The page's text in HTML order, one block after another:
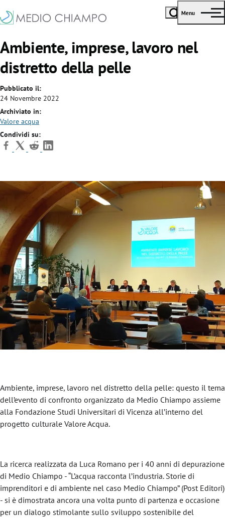
Menu
Ambiente, imprese, lavoro nel
distretto della pelle
Pubblicato il:
24 Novembre 2022
Archiviato in:
Valore acqua
Condividi su:
Ambiente, imprese, lavoro nel distretto della pelle: questo il tema
dell’evento di confronto organizzato da Medio Chiampo assieme
alla Fondazione Studi Universitari di Vicenza all’interno del
progetto culturale Valore Acqua.
La ricerca realizzata da Luca Romano per i 40 anni di depurazione
di Medio Chiampo - “L’acqua racconta l’industria. Storie di
imprenditori e di ambiente nel caso Medio Chiampo” (Post Editori)
- si è dimostrata ancora una volta punto di partenza e occasione
per un dialogo stimolante sullo sviluppo sostenibile del